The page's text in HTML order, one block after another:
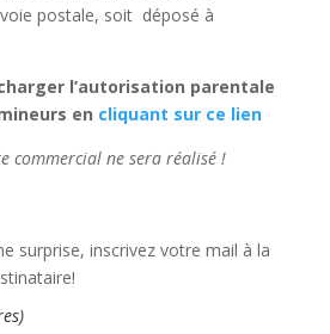
postale, soit déposé à
l’autorisation parentale
en cliquant sur ce lien
commercial ne sera réalisé !
surprise, inscrivez votre mail à la